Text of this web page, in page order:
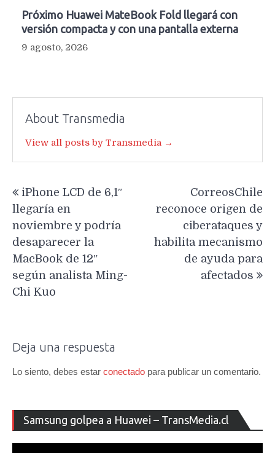
Próximo Huawei MateBook Fold llegará con
versión compacta y con una pantalla externa
9 agosto, 2026
About Transmedia
View all posts by Transmedia →
de
entradas
iPhone LCD de 6,1″
llegaría en
noviembre y podría
desaparecer la
MacBook de 12″
según analista Ming-
Chi Kuo
CorreosChile
reconoce origen de
ciberataques y
habilita mecanismo
de ayuda para
afectados
Deja una respuesta
Lo siento, debes estar conectado para publicar un comentario.
Samsung golpea a Huawei – TransMedia.cl
de